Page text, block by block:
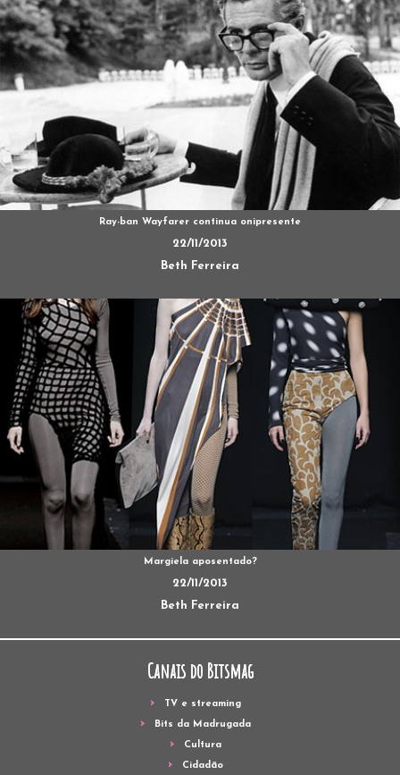
Ray-ban Wayfarer continua onipresente
22/11/2013
Beth Ferreira
Margiela aposentado?
22/11/2013
Beth Ferreira
Canais do Bitsmag
TV e streaming
Bits da Madrugada
Cultura
Cidadão